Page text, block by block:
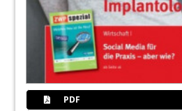
PDF